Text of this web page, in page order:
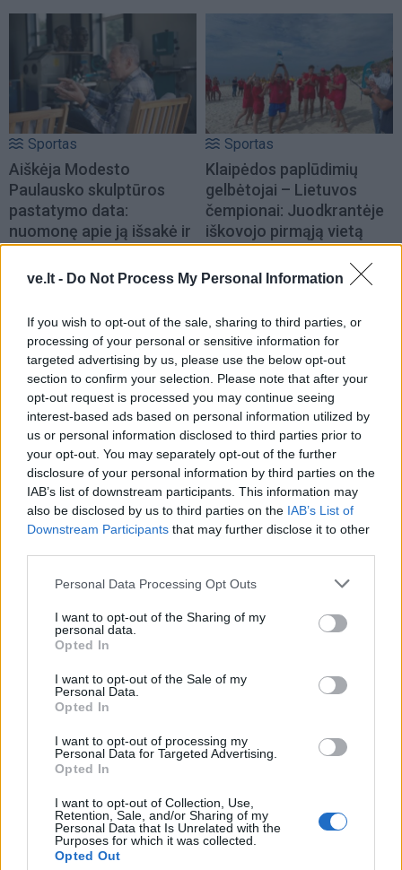
ve.lt - Do Not Process My Personal Information
If you wish to opt-out of the sale, sharing to third parties, or
processing of your personal or sensitive information for
targeted advertising by us, please use the below opt-out
section to confirm your selection. Please note that after your
opt-out request is processed you may continue seeing
interest-based ads based on personal information utilized by
us or personal information disclosed to third parties prior to
your opt-out. You may separately opt-out of the further
disclosure of your personal information by third parties on the
IAB’s list of downstream participants. This information may
also be disclosed by us to third parties on the IAB’s List of
Downstream Participants that may further disclose it to other
Personal Data Processing Opt Outs
I want to opt-out of the Sharing of my
personal data.
Opted In
I want to opt-out of the Sale of my
Personal Data.
Opted In
I want to opt-out of processing my
Personal Data for Targeted Advertising.
Opted In
I want to opt-out of Collection, Use,
Retention, Sale, and/or Sharing of my
Personal Data that Is Unrelated with the
Purposes for which it was collected.
Opted Out
Sportas
Aiškėja Modesto
Paulausko skulptūros
pastatymo data:
nuomonę apie ją išsakė ir
pats olimpinis čempionas
Sportas
Klaipėdos paplūdimių
gelbėtojai – Lietuvos
čempionai: Juodkrantėje
iškovojo pirmąją vietą
Sportas
Lietuvos čempionų
klaipėdiečių sveikata
rūpinsis naujas komandos
narys
Sportas
„Neptūnas“ atsisveikino
su aukštaūgiu
NAUJI